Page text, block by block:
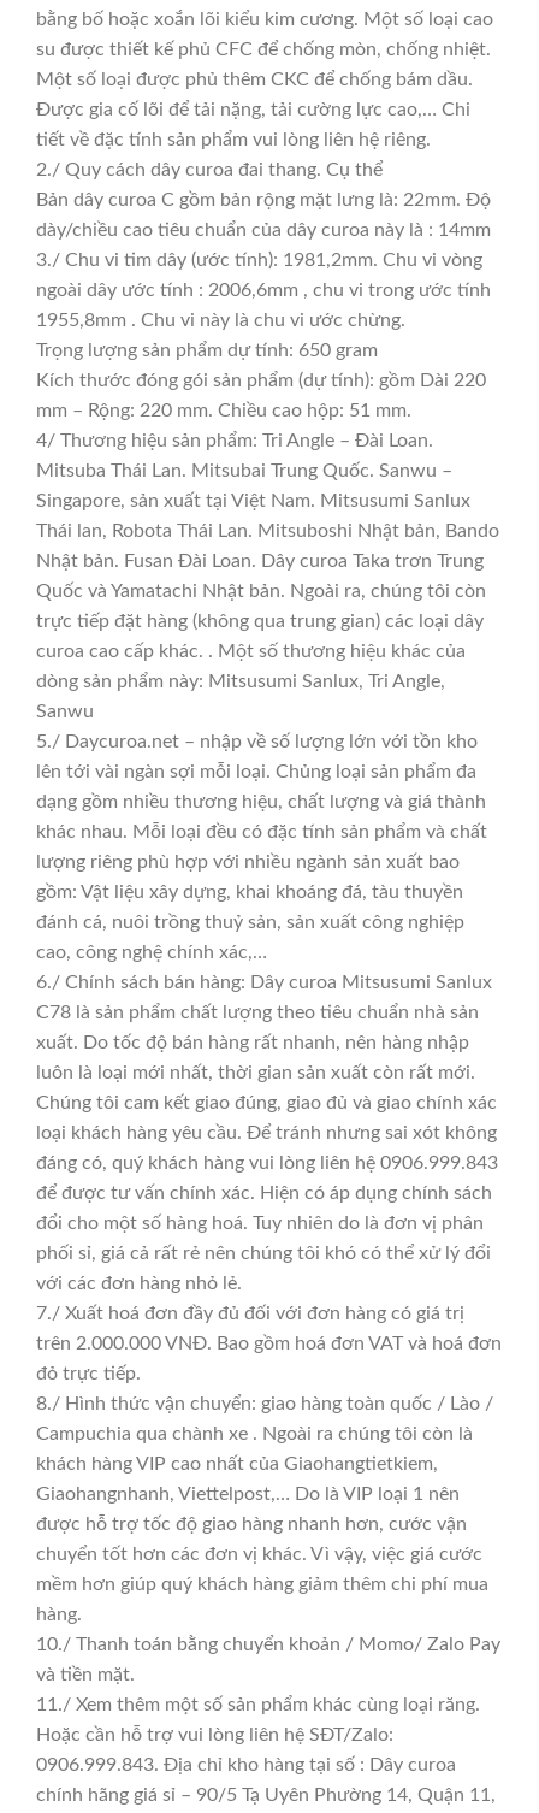
bằng bố hoặc xoắn lõi kiểu kim cương. Một số loại cao
su được thiết kế phủ CFC để chống mòn, chống nhiệt.
Một số loại được phủ thêm CKC để chống bám dầu.
Được gia cố lõi để tải nặng, tải cường lực cao,… Chi
tiết về đặc tính sản phẩm vui lòng liên hệ riêng.
2./ Quy cách dây curoa đai thang. Cụ thể
Bản dây curoa C gồm bản rộng mặt lưng là: 22mm. Độ
dày/chiều cao tiêu chuẩn của dây curoa này là : 14mm
3./ Chu vi tim dây (ước tính): 1981,2mm. Chu vi vòng
ngoài dây ước tính : 2006,6mm , chu vi trong ước tính
1955,8mm . Chu vi này là chu vi ước chừng.
Trọng lượng sản phẩm dự tính: 650 gram
Kích thước đóng gói sản phẩm (dự tính): gồm Dài 220
mm – Rộng: 220 mm. Chiều cao hộp: 51 mm.
4/ Thương hiệu sản phẩm: Tri Angle – Đài Loan.
Mitsuba Thái Lan. Mitsubai Trung Quốc. Sanwu –
Singapore, sản xuất tại Việt Nam. Mitsusumi Sanlux
Thái lan, Robota Thái Lan. Mitsuboshi Nhật bản, Bando
Nhật bản. Fusan Đài Loan. Dây curoa Taka trơn Trung
Quốc và Yamatachi Nhật bản. Ngoài ra, chúng tôi còn
trực tiếp đặt hàng (không qua trung gian) các loại dây
curoa cao cấp khác. . Một số thương hiệu khác của
dòng sản phẩm này: Mitsusumi Sanlux, Tri Angle,
Sanwu
5./ Daycuroa.net – nhập về số lượng lớn với tồn kho
lên tới vài ngàn sợi mỗi loại. Chủng loại sản phẩm đa
dạng gồm nhiều thương hiệu, chất lượng và giá thành
khác nhau. Mỗi loại đều có đặc tính sản phẩm và chất
lượng riêng phù hợp với nhiều ngành sản xuất bao
gồm: Vật liệu xây dựng, khai khoáng đá, tàu thuyền
đánh cá, nuôi trồng thuỷ sản, sản xuất công nghiệp
cao, công nghệ chính xác,…
6./ Chính sách bán hàng: Dây curoa Mitsusumi Sanlux
C78 là sản phẩm chất lượng theo tiêu chuẩn nhà sản
xuất. Do tốc độ bán hàng rất nhanh, nên hàng nhập
luôn là loại mới nhất, thời gian sản xuất còn rất mới.
Chúng tôi cam kết giao đúng, giao đủ và giao chính xác
loại khách hàng yêu cầu. Để tránh nhưng sai xót không
đáng có, quý khách hàng vui lòng liên hệ 0906.999.843
để được tư vấn chính xác. Hiện có áp dụng chính sách
đổi cho một số hàng hoá. Tuy nhiên do là đơn vị phân
phối sỉ, giá cả rất rẻ nên chúng tôi khó có thể xử lý đổi
với các đơn hàng nhỏ lẻ.
7./ Xuất hoá đơn đầy đủ đối với đơn hàng có giá trị
trên 2.000.000 VNĐ. Bao gồm hoá đơn VAT và hoá đơn
đỏ trực tiếp.
8./ Hình thức vận chuyển: giao hàng toàn quốc / Lào /
Campuchia qua chành xe . Ngoài ra chúng tôi còn là
khách hàng VIP cao nhất của Giaohangtietkiem,
Giaohangnhanh, Viettelpost,… Do là VIP loại 1 nên
được hỗ trợ tốc độ giao hàng nhanh hơn, cước vận
chuyển tốt hơn các đơn vị khác. Vì vậy, việc giá cước
mềm hơn giúp quý khách hàng giảm thêm chi phí mua
hàng.
10./ Thanh toán bằng chuyển khoản / Momo/ Zalo Pay
và tiền mặt.
11./ Xem thêm một số sản phẩm khác cùng loại răng.
Hoặc cần hỗ trợ vui lòng liên hệ SĐT/Zalo:
0906.999.843. Địa chỉ kho hàng tại số : Dây curoa
chính hãng giá sỉ – 90/5 Tạ Uyên Phường 14, Quận 11,